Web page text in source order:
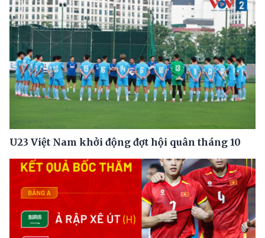
U23 Việt Nam khởi động đợt hội quân tháng 10